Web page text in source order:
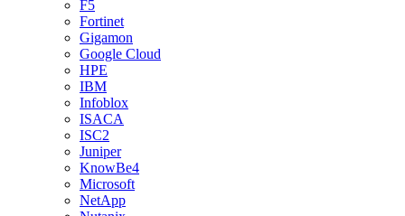
F5
Fortinet
Gigamon
Google Cloud
HPE
IBM
Infoblox
ISACA
ISC2
Juniper
KnowBe4
Microsoft
NetApp